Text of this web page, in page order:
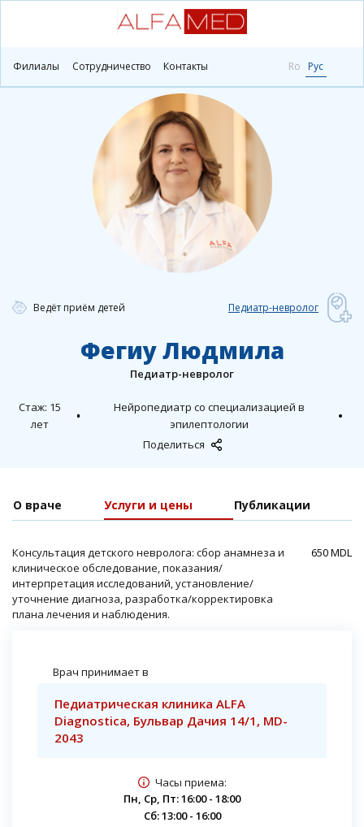
Филиалы Сотрудничество Контакты Ro Рус
Главная Врачи Фегиу Людмила
Ведёт приём детей Педиатр-невролог
Фегиу Людмила
Педиатр-невролог
Cтаж: 15
лет
Нейропедиатр со специализацией в
эпилептологии
Поделиться
О враче Услуги и цены Публикации
Консультация детского невролога: сбор анамнеза и
клиническое обследование, показания/
интерпретация исследований, установление/
уточнение диагноза, разработка/корректировка
плана лечения и наблюдения.
650 MDL
Врач принимает в
Педиатрическая клиника ALFA
Diagnostica, Бульвар Дачия 14/1, ​MD-
2043
Часы приема:
Пн, Ср, Пт: 16:00 - 18:00
Сб: 13:00 - 16:00